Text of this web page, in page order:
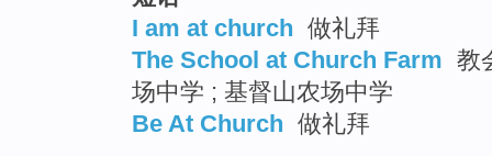
I am at church 做礼拜
The School at Church Farm 教
场中学 ; 基督山农场中学
Be At Church 做礼拜